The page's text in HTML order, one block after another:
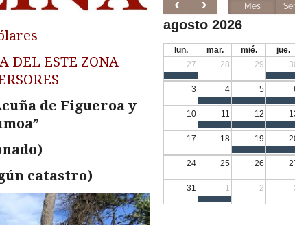
DEL ESTE ZONA
de Figueroa y
catastro)
Mes
agosto 2026
lun. mar. mié. jue.
27
28 29
3 4 5
10 11 12
17 18 19
24 25 26
31 1 2